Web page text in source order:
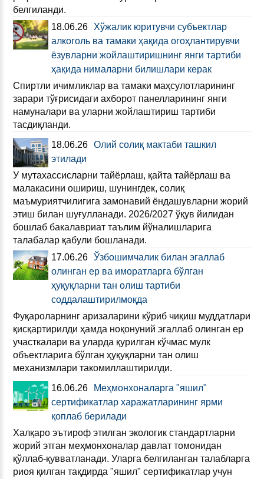
белгиланди.
18.06.26
Хўжалик юритувчи субъектлар
алкоголь ва тамаки ҳақида огоҳлантирувчи
ёзувларни жойлаштиришнинг янги тартиби
ҳақида нималарни билишлари керак
Спиртли ичимликлар ва тамаки маҳсулотларининг
зарари тўғрисидаги ахборот панелларининг янги
намуналари ва уларни жойлаштириш тартиби
тасдиқланди.
18.06.26 Олий солиқ мактаби ташкил
этилади
У мутахассисларни тайёрлаш, қайта тайёрлаш ва
малакасини ошириш, шунингдек, солиқ
маъмуриятчилигига замонавий ёндашувларни жорий
этиш билан шуғулланади. 2026/2027 ўқув йилидан
бошлаб бакалавриат таълим йўналишларига
талабалар қабули бошланади.
17.06.26 Ўзбошимчалик билан эгаллаб
олинган ер ва иморатларга бўлган
ҳуқуқларни тан олиш тартиби
соддалаштирилмоқда
Фуқароларнинг аризаларини кўриб чиқиш муддатлари
қисқартирилди ҳамда ноқонуний эгаллаб олинган ер
участкалари ва уларда қурилган кўчмас мулк
объектларига бўлган ҳуқуқларни тан олиш
механизмлари такомиллаштирилди.
16.06.26
Меҳмонхоналарга "яшил"
сертификатлар харажатларининг ярми
қоплаб берилади
Халқаро эътироф этилган экологик стандартларни
жорий этган меҳмонхоналар давлат томонидан
қўллаб-қувватланади. Уларга белгиланган талабларга
риоя қилган тақдирда "яшил" сертификатлар учун